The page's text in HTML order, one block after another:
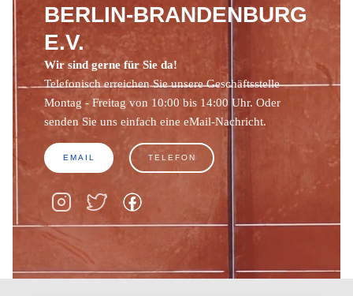
BERLIN-BRANDENBURG
E.V.
Wir sind gerne für Sie da!
Telefonisch erreichen Sie unsere Geschäftsstelle
Montag - Freitag von 10:00 bis 14:00 Uhr. Oder
senden Sie uns einfach eine eMail-Nachricht.
EMAIL TELEFON